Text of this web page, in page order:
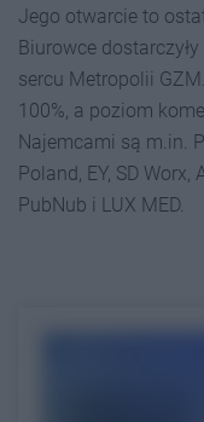
Jego otwarcie to
Biurowce
sercu Metropolii
100%, a poziom
Najemcami są m.in.
Poland, EY, SD Worx,
PubNub i LUX MED.